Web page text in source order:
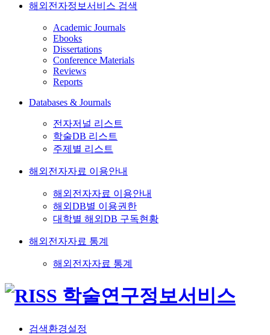
해외전자정보서비스 검색
Academic Journals
Ebooks
Dissertations
Conference Materials
Reviews
Reports
Databases & Journals
전자저널 리스트
학술DB 리스트
주제별 리스트
해외전자자료 이용안내
해외전자자료 이용안내
해외DB별 이용권한
대학별 해외DB 구독현황
해외전자자료 통계
해외전자자료 통계
검색환경설정